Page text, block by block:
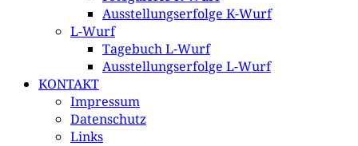
Ausstellungserfolge K-Wurf
L-Wurf
Tagebuch L-Wurf
Ausstellungserfolge L-Wurf
KONTAKT
Impressum
Datenschutz
Links